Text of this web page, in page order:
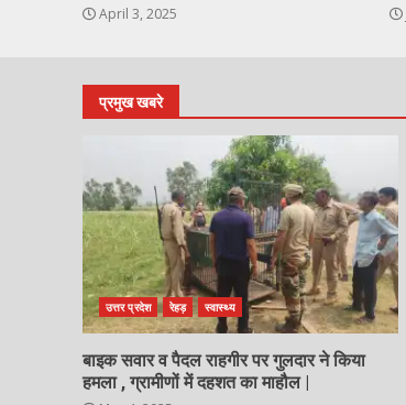
April 3, 2025
प्रमुख खबरे
उत्तर प्रदेश रेहड़ स्वास्थ्य
बाइक सवार व पैदल राहगीर पर गुलदार ने किया
हमला , ग्रामीणों में दहशत का माहौल |